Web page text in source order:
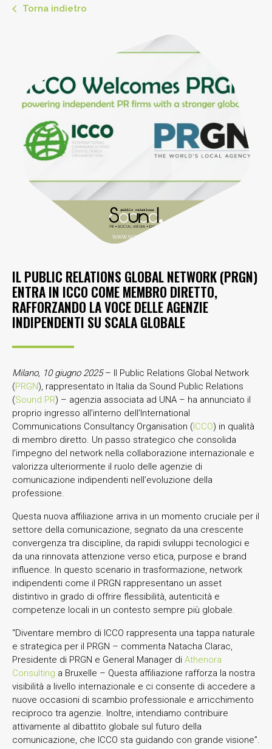
Torna indietro
IL PUBLIC RELATIONS GLOBAL NETWORK (PRGN)
ENTRA IN ICCO COME MEMBRO DIRETTO,
RAFFORZANDO LA VOCE DELLE AGENZIE
INDIPENDENTI SU SCALA GLOBALE
Milano, 10 giugno 2025– Il Public Relations Global Network
(PRGN), rappresentato in Italia da Sound Public Relations
(Sound PR) – agenzia associata ad UNA – ha annunciato il
proprio ingresso all’interno dell’International
Communications Consultancy Organisation (ICCO) in qualità
di membro diretto. Un passo strategico che consolida
l’impegno del network nella collaborazione internazionale e
valorizza ulteriormente il ruolo delle agenzie di
comunicazione indipendenti nell’evoluzione della
professione.
Questa nuova affiliazione arriva in un momento cruciale per il
settore della comunicazione, segnato da una crescente
convergenza tra discipline, da rapidi sviluppi tecnologici e
da una rinnovata attenzione verso etica, purpose e brand
influence. In questo scenario in trasformazione, network
indipendenti come il PRGN rappresentano un asset
distintivo in grado di offrire flessibilità, autenticità e
competenze locali in un contesto sempre più globale.
“Diventare membro di ICCO rappresenta una tappa naturale
e strategica per il PRGN – commenta Natacha Clarac,
Presidente di PRGN e General Manager di Athenora
Consulting a Bruxelle – Questa affiliazione rafforza la nostra
visibilità a livello internazionale e ci consente di accedere a
nuove occasioni di scambio professionale e arricchimento
reciproco tra agenzie. Inoltre, intendiamo contribuire
attivamente al dibattito globale sul futuro della
comunicazione, che ICCO sta guidando con grande visione”.